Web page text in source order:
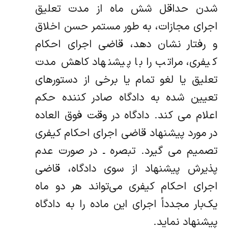
شدن حداقل شش ماه از مدت تعلیق
اجرای مجازات، به طور مستمر حسن اخلاق
و رفتار نشان دهد، قاضی اجرای احکام
کیفری، مراتب را با پیشنهاد کاهش مدت
تعلیق یا لغو تمام یا برخی از دستورهای
تعیین شده به دادگاه صادر کننده حکم
اعلام می کند. دادگاه در وقت فوق العاده
در مورد پیشنهاد قاضی اجرای احکام کیفری
تصمیم می گیرد. تبصره ـ در صورت عدم
پذیرش پیشنهاد از سوی دادگاه، قاضی
اجرای احکام کیفری می‌تواند هر دو ماه
یک‌بار مجدداً اجرای این ماده را به دادگاه
پیشنهاد نماید.